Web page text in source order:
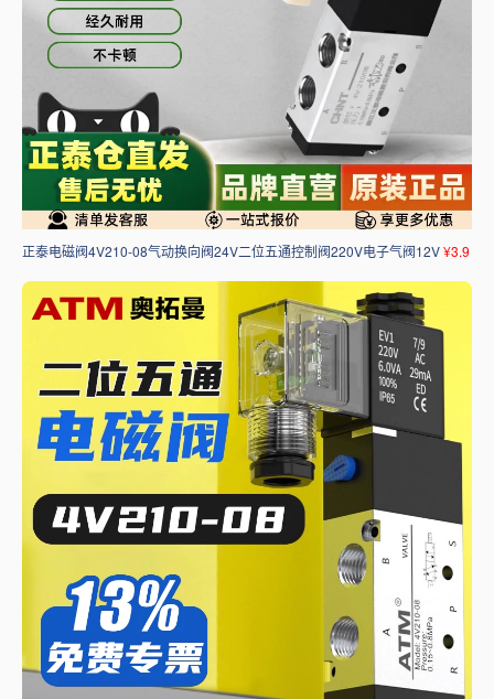
正泰电磁阀4V210-08气动换向阀24V二位五通控制阀220V电子气阀12V¥3.9